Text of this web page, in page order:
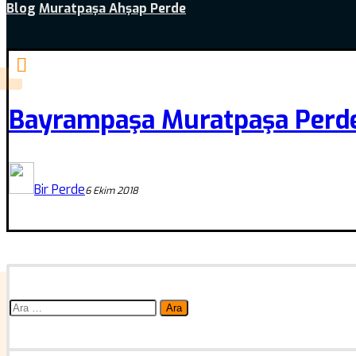
Blog Muratpaşa Ahşap Perde
Bayrampaşa Muratpaşa
Bir Perde6 Ekim 2018
Arama: